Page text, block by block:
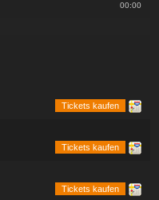
00:00
Tickets kaufen
Tickets kaufen
Tickets kaufen